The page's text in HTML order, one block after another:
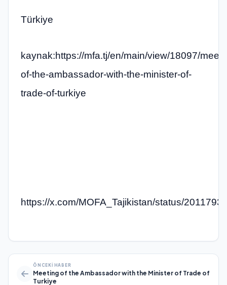
Türkiye
kaynak:https://mfa.tj/en/main/view/18097/
of-the-ambassador-with-the-minister-of-
trade-of-turkiye
https://x.com/MOFA_Tajikistan/status/
ÖNCEKI HABER
Meeting of the Ambassador with the Minister of Trade of
Turkiye